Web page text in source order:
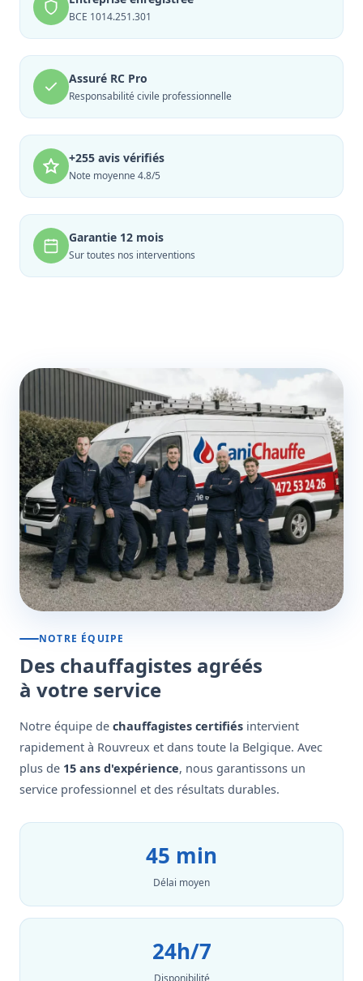
BCE 1014.251.301
Assuré RC Pro
Responsabilité civile professionnelle
+255 avis vérifiés
Note moyenne 4.8/5
Garantie 12 mois
Sur toutes nos interventions
NOTRE ÉQUIPE
Des chauffagistes agréés
à votre service
Notre équipe de chauffagistes certifiés intervient
rapidement à Rouvreux et dans toute la Belgique. Avec
plus de 15 ans d'expérience, nous garantissons un
service professionnel et des résultats durables.
45 min
Délai moyen
24h/7
Disponibilité